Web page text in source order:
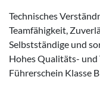
Technisches
Teamfähigkeit,
Selbstständige und
Hohes Qualitäts- und
Führerschein Klasse